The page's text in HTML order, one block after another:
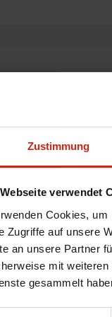
Zustimmung
verwendet
Cookies,
Zugriffe auf unsere
an unsere Partner
mit
gesammelt
mount bushing